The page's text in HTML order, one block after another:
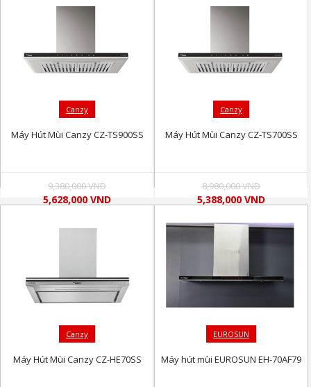
Canzy
Máy Hút Mùi Canzy CZ-TS900SS
9,380,000 VND
5,628,000 VND
Canzy
Máy Hút Mùi Canzy CZ-TS700SS
8,980,000 VND
5,388,000 VND
Canzy
Máy Hút Mùi Canzy CZ-HE70SS
EUROSUN
Máy hút mùi EUROSUN EH-70AF79